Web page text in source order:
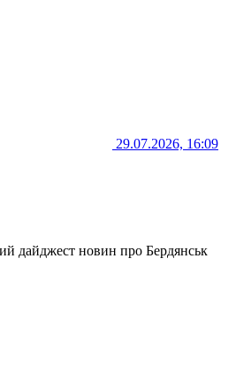
29.07.2026, 16:09
дайджест новин про Бердянськ